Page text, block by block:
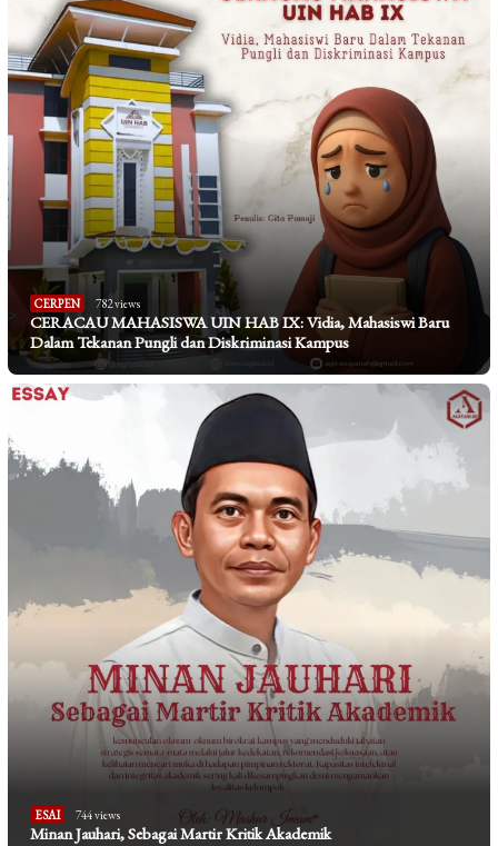
CERPEN 782 views
CERACAU MAHASISWA UIN HAB IX: Vidia, Mahasiswi Baru
Dalam Tekanan Pungli dan Diskriminasi Kampus
ESAI 744 views
Minan Jauhari, Sebagai Martir Kritik Akademik